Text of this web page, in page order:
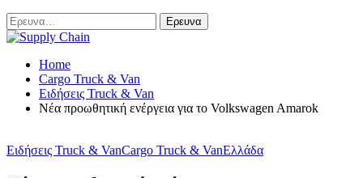
Home
Cargo Truck & Van
Ειδήσεις Truck & Van
Νέα προωθητική ενέργεια για το Volkswagen Amarok
Ειδήσεις Truck & VanCargo Truck & VanΕλλάδα